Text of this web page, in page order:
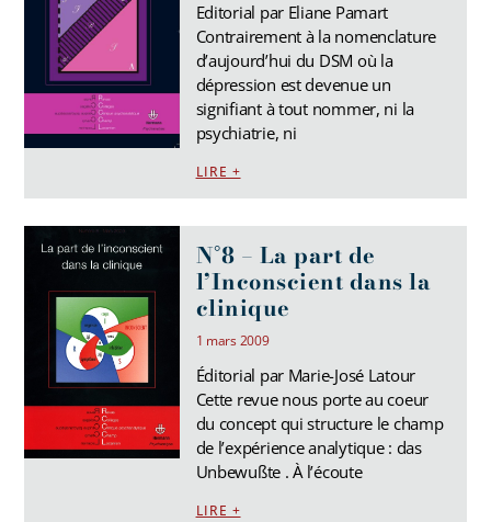
Editorial par Eliane Pamart
Contrairement à la nomenclature
d’aujourd’hui du DSM où la
dépression est devenue un
signifiant à tout nommer, ni la
psychiatrie, ni
LIRE +
N°8 – La part de
l’Inconscient dans la
clinique
1 mars 2009
Éditorial par Marie-José Latour
Cette revue nous porte au coeur
du concept qui structure le champ
de l’expérience analytique : das
Unbewußte . À l’écoute
LIRE +